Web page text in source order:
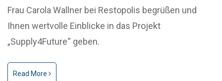
Frau Carola Wallner bei Restopolis begrüßen und
Ihnen wertvolle Einblicke in das Projekt
„Supply4Future“ geben.
Read More